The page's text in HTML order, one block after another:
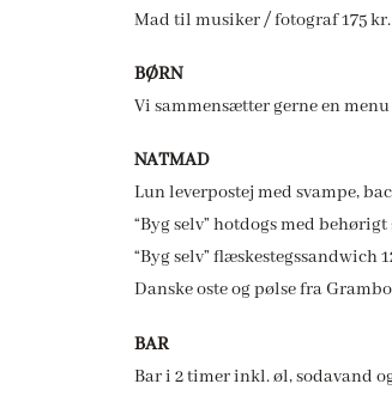
Mad til musiker / fotograf 175 kr.
BØRN
Vi sammensætter gerne en
NATMAD
Lun leverpostej med svampe,
“Byg selv” hotdogs med
“Byg selv” flæskestegssandwich
Danske oste og pølse fra
BAR
Bar i 2 timer inkl. øl, sodavand